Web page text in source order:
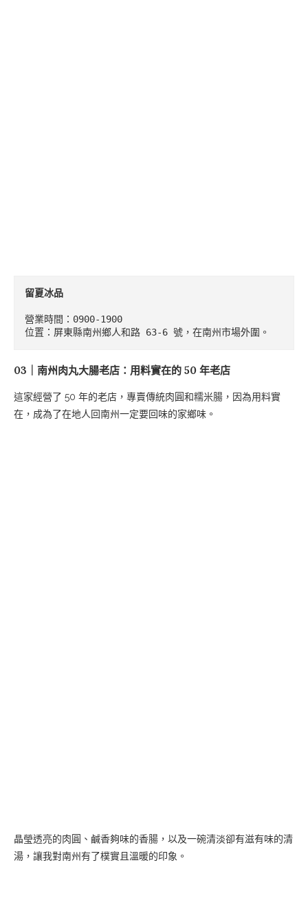
留夏冰品
營業時間：0900-1900
位置：屏東縣南州鄉人和路 63-6 號，在南州市場外圍。
03｜南州肉丸大腸老店：用料實在的 50 年老店
這家經營了 50 年的老店，專賣傳統肉圓和糯米腸，因為用料實
在，成為了在地人回南州一定要回味的家鄉味。
晶瑩透亮的肉圓、鹹香夠味的香腸，以及一碗清淡卻有滋有味的清
湯，讓我對南州有了樸實且溫暖的印象。